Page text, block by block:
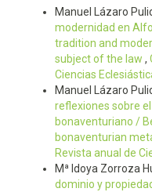
Manuel Lázaro
modernidad en
tradition and
subject of the law ,
Ciencias
Manuel Lázaro
reflexiones sobre
bonaventuriano /
bonaventurian
Revista anual de
Mª Idoya Zorroza
dominio y